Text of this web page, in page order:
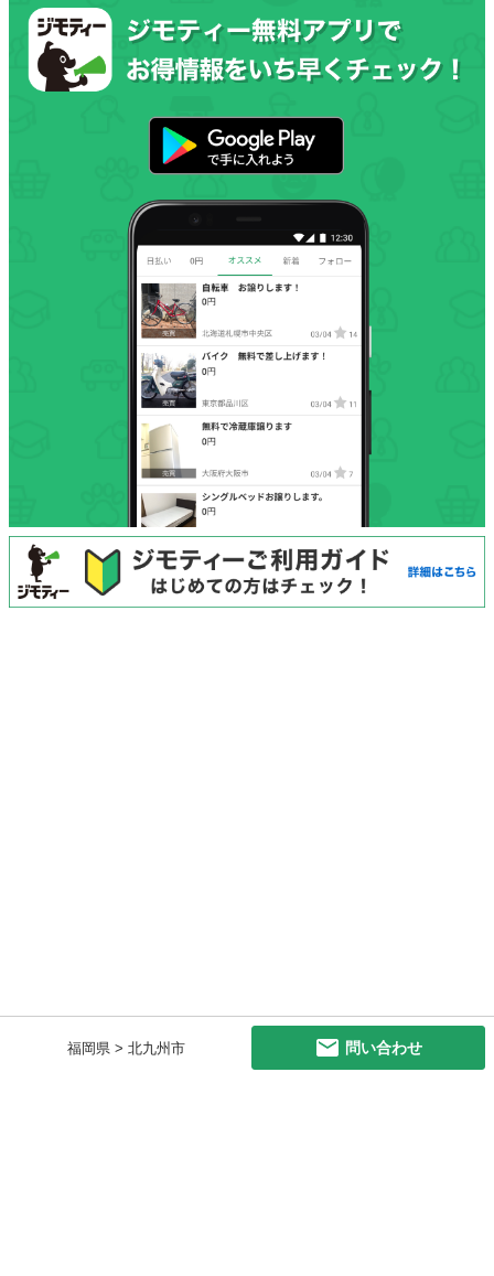
福岡県 > 北九州市 問い合わせ